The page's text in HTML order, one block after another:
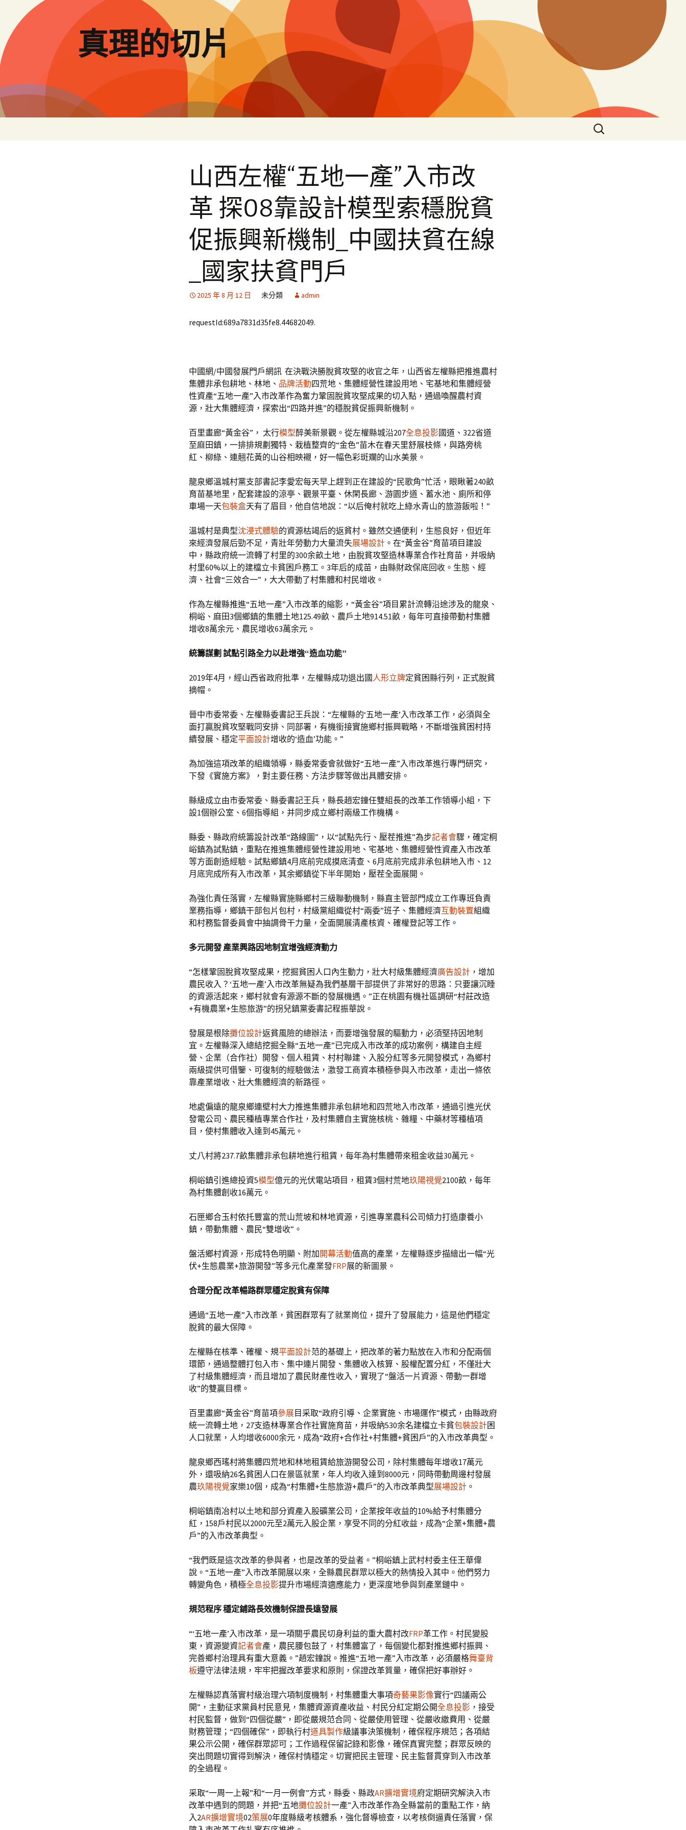
要
內
容
真理的切片
搜
尋
山西左權“五地一產”入市改
革 探08靠設計模型索穩脫貧
促振興新機制_中國扶貧在線
_國家扶貧門戶
2025 年 8 月 12 日 未分類 admin
requestId:689a7831d35fe8.44682049.
中國網/中國發展門戶網訊 在決戰決勝脫貧攻堅的收官之年，山西省左權縣把推進農村
集體非承包耕地、林地、 品牌活動四荒地、集體經營性建設用地、宅基地和集體經營
性資產“五地一產”入市改革作為奮力鞏固脫貧攻堅成果的切入點，通過喚醒農村資
源，壯大集體經濟，探索出“四路并進”的穩脫貧促振興新機制。
百里畫廊“黃金谷”， 太行模型醉美新景觀。從左權縣城沿207全息投影國道、322省道
至麻田鎮，一排排規劃獨特、栽植整齊的“金色”苗木在春天里舒展枝條，與路旁桃
紅、柳綠、連翹花黃的山谷相映襯，好一幅色彩斑斕的山水美景。
龍泉鄉溫城村黨支部書記李愛宏每天早上趕到正在建設的“民歌角”忙活，眼瞅著240畝
育苗基地里，配套建設的涼亭、觀景平臺、休閑長廊、游園步道、蓄水池、廁所和停
車場一天包裝盒天有了眉目，他自信地說：“以后俺村就吃上綠水青山的旅游飯啦！”
溫城村是典型沈浸式體驗的資源枯竭后的返貧村。雖然交通便利，生態良好，但近年
來經濟發展后勁不足，青壯年勞動力大量流失展場設計 。在“黃金谷”育苗項目建設
中，縣政府統一流轉了村里的300余畝土地，由脫貧攻堅造林專業合作社育苗，并吸納
村里60%以上的建檔立卡貧困戶務工。3年后的成苗，由縣財政保底回收。生態、經
濟、社會“三效合一”，大大帶動了村集體和村民增收。
作為左權縣推進“五地一產”入市改革的縮影，“黃金谷”項目累計流轉沿途涉及的龍泉、
桐峪、麻田3個鄉鎮的集體土地125.49畝、農戶土地914.51畝，每年可直接帶動村集體
增收8萬余元、農民增收63萬余元。
統籌謀劃 試點引路全力以赴增強“造血功能”
2019年4月，經山西省政府批準，左權縣成功退出國人形立牌定貧困縣行列，正式脫貧
摘帽。
晉中市委常委、左權縣委書記王兵說：“左權縣的‘五地一產’入市改革工作，必須與全
面打贏脫貧攻堅戰同安排、同部署，有機銜接實施鄉村振興戰略，不斷增強貧困村持
續發展、穩定平面設計增收的‘造血’功能。”
為加強這項改革的組織領導，縣委常委會就做好“五地一產”入市改革進行專門研究，
下發《實施方案》，對主要任務、方法步驟等做出具體安排。
縣級成立由市委常委、縣委書記王兵，縣長趙宏鐘任雙組長的改革工作領導小組，下
設1個辦公室、6個指導組，并同步成立鄉村兩級工作機構。
縣委、縣政府統籌設計改革“路線圖”，以“試點先行、壓茬推進”為步記者會驟，確定桐
峪鎮為試點鎮，重點在推進集體經營性建設用地、宅基地、集體經營性資產入市改革
等方面創造經驗。試點鄉鎮4月底前完成摸底清查、6月底前完成非承包耕地入市、12
月底完成所有入市改革，其余鄉鎮從下半年開始，壓茬全面展開。
為強化責任落實，左權縣實施縣鄉村三級聯動機制，縣直主管部門成立工作專班負責
業務指導，鄉鎮干部包片包村，村級黨組織從村“兩委”班子、集體經濟互動裝置組織
和村務監督委員會中抽調骨干力量，全面開展清產核資、確權登記等工作。
多元開發 產業興路因地制宜增強經濟動力
“怎樣鞏固脫貧攻堅成果，挖掘貧困人口內生動力，壯大村級集體經濟廣告設計 ，增加
農民收入？‘五地一產’入市改革無疑為我們基層干部提供了非常好的思路：只要讓沉睡
的資源活起來，鄉村就會有源源不斷的發展機遇。”正在桃園有機社區調研“村莊改造
+有機農業+生態旅游”的拐兒鎮黨委書記程振華說。
發展是根除攤位設計返貧風險的總辦法，而要增強發展的驅動力，必須堅持因地制
宜。左權縣深入總結挖掘全縣“五地一產”已完成入市改革的成功案例，構建自主經
營、企業（合作社）開發、個人租賃、村村聯建、入股分紅等多元開發模式，為鄉村
兩級提供可借鑒、可復制的經驗做法，激發工商資本積極參與入市改革，走出一條依
靠產業增收、壯大集體經濟的新路徑。
地處偏遠的龍泉鄉連壁村大力推進集體非承包耕地和四荒地入市改革，通過引進光伏
發電公司、農民種植專業合作社，及村集體自主實施核桃、雜糧、中藥材等種植項
目，使村集體收入達到45萬元。
丈八村將237.7畝集體非承包耕地進行租賃，每年為村集體帶來租金收益30萬元。
桐峪鎮引進總投資5模型億元的光伏電站項目，租賃3個村荒地玖陽視覺2100畝，每年
為村集體創收16萬元。
石匣鄉合玉村依托豐富的荒山荒坡和林地資源，引進專業農科公司傾力打造康養小
鎮，帶動集體、農民“雙增收”。
盤活鄉村資源，形成特色明顯、附加開幕活動值高的產業，左權縣逐步描繪出一幅“光
伏+生態農業+旅游開發”等多元化產業發FRP展的新圖景。
合理分配 改革暢路群眾穩定脫貧有保障
通過“五地一產”入市改革，貧困群眾有了就業崗位，提升了發展能力，這是他們穩定
脫貧的最大保障。
左權縣在核準、確權、規平面設計范的基礎上，把改革的著力點放在入市和分配兩個
環節，通過整體打包入市、集中連片開發、集體收入核算、股權配置分紅，不僅壯大
了村級集體經濟，而且增加了農民財產性收入，實現了“盤活一片資源、帶動一群增
收”的雙贏目標。
百里畫廊“黃金谷”育苗項參展目采取“政府引導、企業實施、市場運作”模式，由縣政府
統一流轉土地，27支造林專業合作社實施育苗，并吸納530余名建檔立卡貧包裝設計困
人口就業，人均增收6000余元，成為“政府+合作社+村集體+貧困戶”的入市改革典型。
龍泉鄉西瑤村將集體四荒地和林地租賃給旅游開發公司，除村集體每年增收17萬元
外，還吸納26名貧困人口在景區就業，年人均收入達到8000元，同時帶動周邊村發展
農玖陽視覺家樂10個，成為“村集體+生態旅游+農戶”的入市改革典型展場設計 。
桐峪鎮南冶村以土地和部分資產入股礦業公司，企業按年收益的10%給予村集體分
紅，158戶村民以2000元至2萬元入股企業，享受不同的分紅收益，成為“企業+集體+農
戶”的入市改革典型。
“我們既是這次改革的參與者，也是改革的受益者。”桐峪鎮上武村村委主任王華偉
說。“五地一產”入市改革開展以來，全縣農民群眾以極大的熱情投入其中。他們努力
轉變角色，積極全息投影提升市場經濟適應能力，更深度地參與到產業鏈中。
規范程序 穩定鋪路長效機制保證長遠發展
“‘五地一產’入市改革，是一項關乎農民切身利益的重大農村改FRP革工作。村民變股
東，資源變資記者會產，農民腰包鼓了，村集體富了，每個變化都對推進鄉村振興、
完善鄉村治理具有重大意義。”趙宏鐘說。推進“五地一產”入市改革，必須嚴格舞臺背
板遵守法律法規，牢牢把握改革要求和原則，保證改革質量，確保把好事辦好。
左權縣認真落實村級治理六項制度機制，村集體重大事項奇藝果影像實行“四議兩公
開”，主動征求黨員村民意見，集體資源資產收益、村民分紅定期公開全息投影 ，接受
村民監督，做到“四個從嚴”，即從嚴規范合同、從嚴使用管理、從嚴收繳費用、從嚴
財務管理；“四個確保”，即執行村道具製作級議事決策機制，確保程序規范；各項結
果公示公開，確保群眾認可；工作過程保留記錄和影像，確保真實完整；群眾反映的
突出問題切實得到解決，確保村情穩定。切實把民主管理、民主監督貫穿到入市改革
的全過程。
采取“一周一上報”和“一月一例會”方式，縣委、縣政AR擴增實境府定期研究解決入市
改革中遇到的問題，并把“五地攤位設計一產”入市改革作為全縣當前的重點工作，納
入2AR擴增實境02策展0年度縣級考核體系，強化督導檢查，以考核倒逼責任落實，保